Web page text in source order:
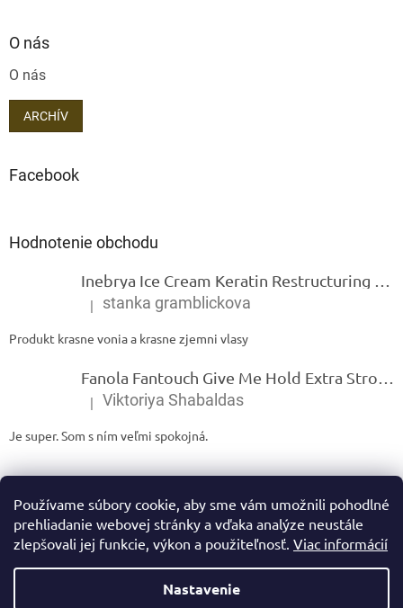
Používame súbory cookie, aby sme vám umožnili pohodlné
prehliadanie webovej stránky a vďaka analýze neustále
zlepšovali jej funkcie, výkon a použiteľnosť. Viac informácií
Nastavenie
O nás
O nás
ARCHÍV
Facebook
Hodnotenie obchodu
Inebrya Ice Cream Keratin Restructuring Mask – reštrukturalizačná maska s keratínom 1000 ml
Hodnotenie produktu je 5 z 5 hviezdičiek.
| stanka gramblickova
Produkt krasne vonia a krasne zjemni vlasy
Fanola Fantouch Give Me Hold Extra Strong Fluid Gel - Extra silný rýchloschnúci tekutý gel 250 ml
Hodnotenie produktu je 5 z 5 hviezdičiek.
| Viktoriya Shabaldas
Je super. Som s ním veľmi spokojná.